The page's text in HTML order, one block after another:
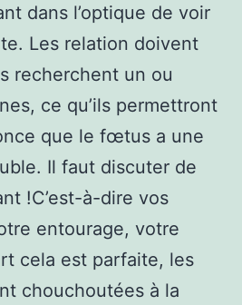
dans l’optique de voir
Les relation doivent
recherchent un ou
ce qu’ils permettront
que le fœtus a une
Il faut discuter de
!C’est-à-dire vos
entourage, votre
cela est parfaite, les
chouchoutées à la